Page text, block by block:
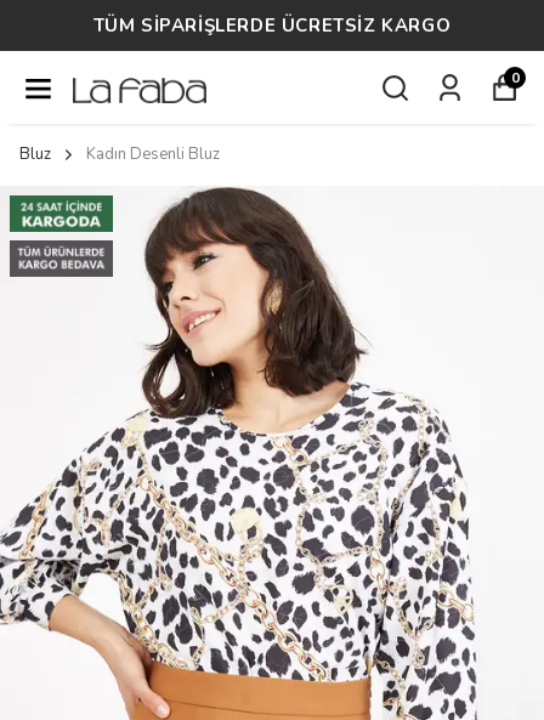
TÜM SİPARİŞLERDE ÜCRETSİZ KARGO
0
Bluz Kadın Desenli Bluz